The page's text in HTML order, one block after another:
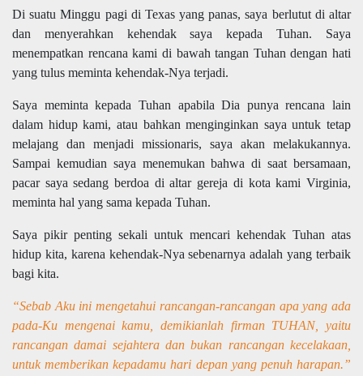
Di suatu Minggu pagi di Texas yang panas, saya berlutut di altar
dan menyerahkan kehendak saya kepada Tuhan. Saya
menempatkan rencana kami di bawah tangan Tuhan dengan hati
yang tulus meminta kehendak-Nya terjadi.
Saya meminta kepada Tuhan apabila Dia punya rencana lain
dalam hidup kami, atau bahkan menginginkan saya untuk tetap
melajang dan menjadi missionaris, saya akan melakukannya.
Sampai kemudian saya menemukan bahwa di saat bersamaan,
pacar saya sedang berdoa di altar gereja di kota kami Virginia,
meminta hal yang sama kepada Tuhan.
Saya pikir penting sekali untuk mencari kehendak Tuhan atas
hidup kita, karena kehendak-Nya sebenarnya adalah yang terbaik
bagi kita.
“Sebab Aku ini mengetahui rancangan-rancangan apa yang ada
pada-Ku mengenai kamu, demikianlah firman TUHAN, yaitu
rancangan damai sejahtera dan bukan rancangan kecelakaan,
untuk memberikan kepadamu hari depan yang penuh harapan.”